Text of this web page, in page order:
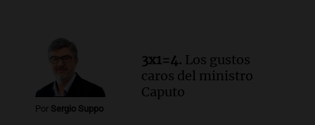
Audio.
Cayetano pidiendo trabajo y salud en
Córdoba
Panorama Federal
Episodios
Por Sergio Suppo
3x1=4. Los gustos
caros del ministro
Caputo